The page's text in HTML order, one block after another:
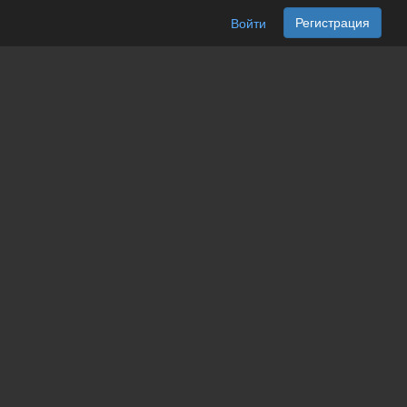
Войти Регистрация